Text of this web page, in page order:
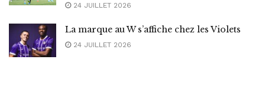
24 JUILLET 2026
La marque au W s’affiche chez les Violets
24 JUILLET 2026